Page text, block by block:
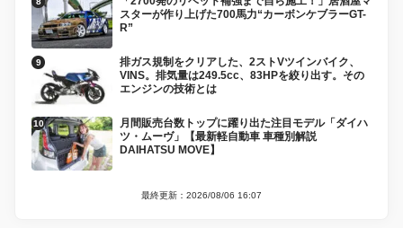
スターが作り上げた700馬力“カーボンケブラーGT-
R”
排ガス規制をクリアした、2ストVツインバイク、
VINS。排気量は249.5cc、83HPを絞り出す。その
エンジンの技術とは
月間販売台数トップに躍り出た注目モデル「ダイハ
ツ・ムーヴ」【最新軽自動車 車種別解説
DAIHATSU MOVE】
最終更新：2026/08/06 16:07